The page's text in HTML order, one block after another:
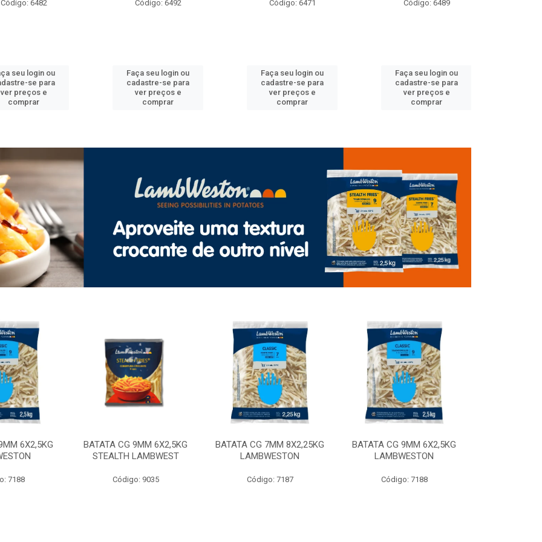
6482
login ou
se para
e
Código: 6492
Faça seu login ou
cadastre-se para
ver preços e
comprar
Código: 6471
Faça seu login ou
cadastre-se para
ver preços e
comprar
Código: 6489
Faça seu login ou
cadastre-se para
ver preços e
comprar
6X2,5KG
7188
BATATA CG 9MM 6X2,5KG
STEALTH LAMBWEST
Código: 9035
BATATA CG 7MM 8X2,25KG
LAMBWESTON
Código: 7187
BATATA CG 9MM 6X2,5KG
LAMBWESTON
Código: 7188